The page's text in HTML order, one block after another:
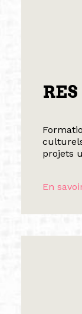
projets
En